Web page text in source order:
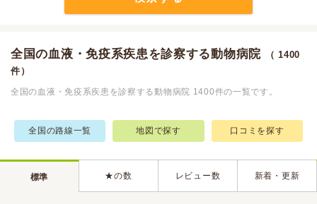
全国の血液・免疫系疾患を診察する動物病院
（ 1400
件）
全国の血液・免疫系疾患を診察する動物病院 1400件の一覧です。
全国の路線一覧 地図で探す 口コミを探す
標準 ★の数 レビュー数 新着・更新